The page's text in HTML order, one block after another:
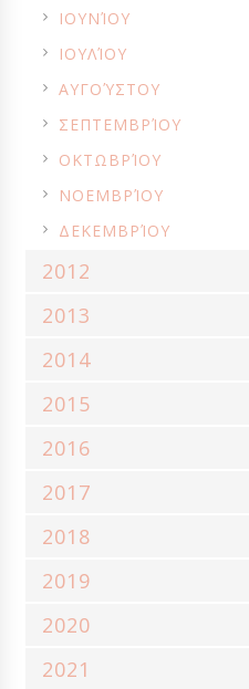
► ΙΟΥΝΊΟΥ
► ΙΟΥΛΊΟΥ
► ΑΥΓΟΎΣΤΟΥ
► ΣΕΠΤΕΜΒΡΊΟΥ
► ΟΚΤΩΒΡΊΟΥ
► ΝΟΕΜΒΡΊΟΥ
► ΔΕΚΕΜΒΡΊΟΥ
2012
2013
2014
2015
2016
2017
2018
2019
2020
2021